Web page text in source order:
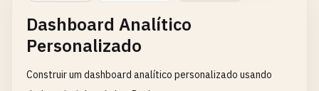
Dashboard Analítico
Personalizado
Construir um dashboard analítico personalizado usando